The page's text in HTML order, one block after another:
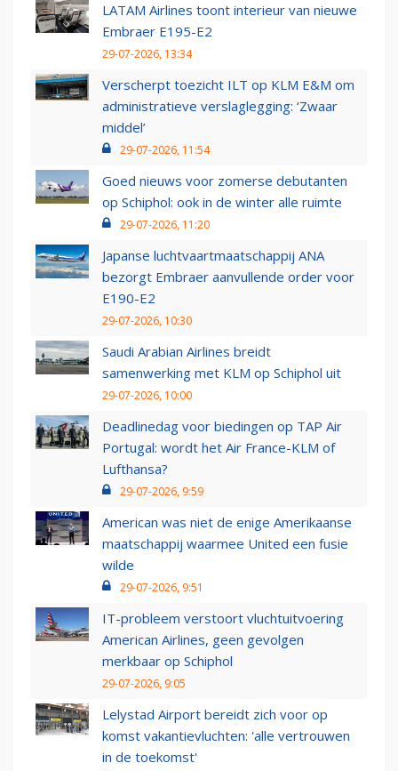
LATAM Airlines toont interieur van nieuwe
Embraer E195-E2
29-07-2026, 13:34
Verscherpt toezicht ILT op KLM E&M om
administratieve verslaglegging: ‘Zwaar
middel’
29-07-2026, 11:54
Goed nieuws voor zomerse debutanten
op Schiphol: ook in de winter alle ruimte
29-07-2026, 11:20
Japanse luchtvaartmaatschappij ANA
bezorgt Embraer aanvullende order voor
E190-E2
29-07-2026, 10:30
Saudi Arabian Airlines breidt
samenwerking met KLM op Schiphol uit
29-07-2026, 10:00
Deadlinedag voor biedingen op TAP Air
Portugal: wordt het Air France-KLM of
Lufthansa?
29-07-2026, 9:59
American was niet de enige Amerikaanse
maatschappij waarmee United een fusie
wilde
29-07-2026, 9:51
IT-probleem verstoort vluchtuitvoering
American Airlines, geen gevolgen
merkbaar op Schiphol
29-07-2026, 9:05
Lelystad Airport bereidt zich voor op
komst vakantievluchten: 'alle vertrouwen
in de toekomst'